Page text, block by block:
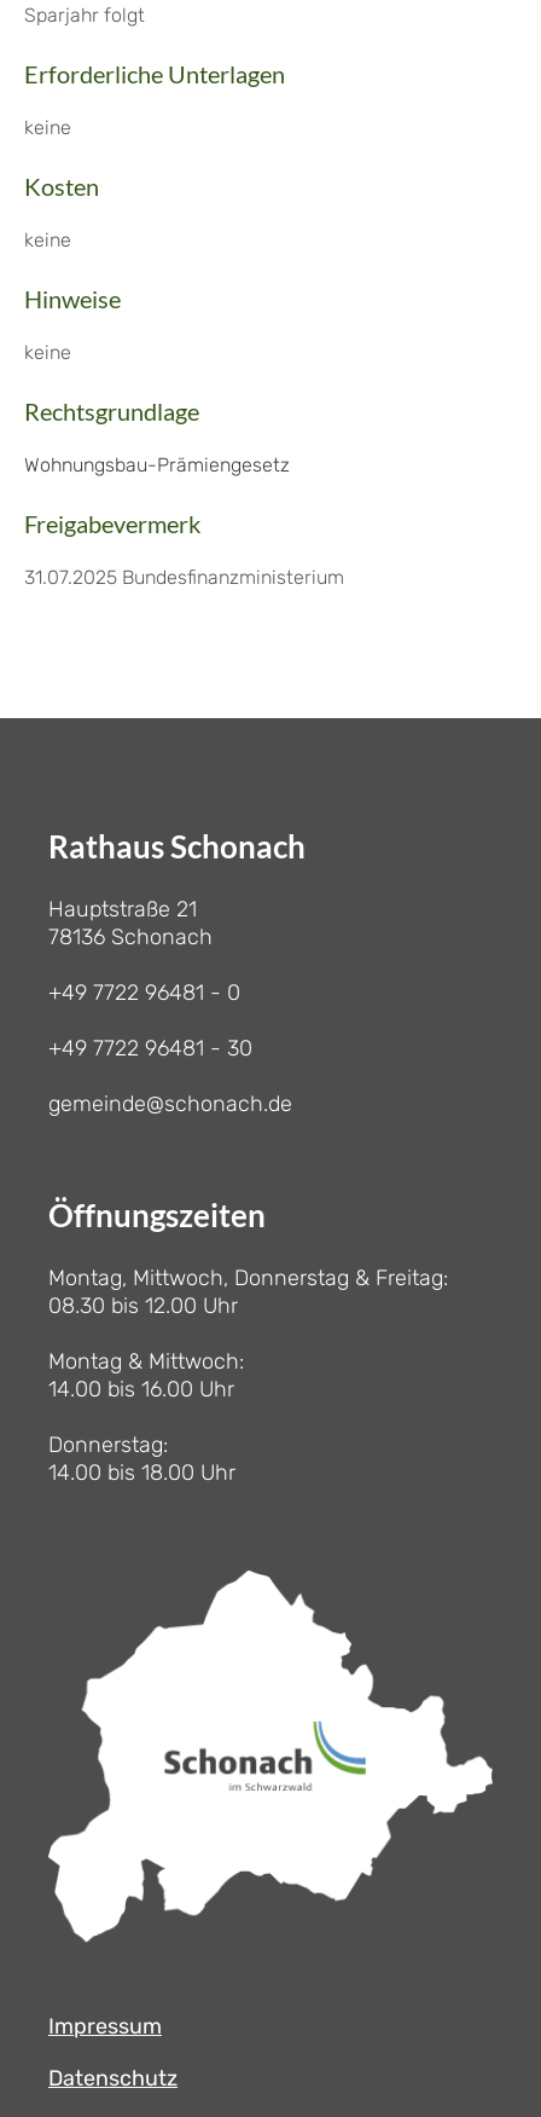
Sparjahr folgt
Erforderliche Unterlagen
keine
Kosten
keine
Hinweise
keine
Rechtsgrundlage
Wohnungsbau-Prämiengesetz
Freigabevermerk
31.07.2025 Bundesfinanzministerium
Rathaus Schonach
Hauptstraße 21
78136 Schonach
+49 7722 96481 - 0
+49 7722 96481 - 30
gemeinde@schonach.de
Öffnungszeiten
Montag, Mittwoch, Donnerstag & Freitag:
08.30 bis 12.00 Uhr
Montag & Mittwoch:
14.00 bis 16.00 Uhr
Donnerstag:
14.00 bis 18.00 Uhr
Impressum
Datenschutz